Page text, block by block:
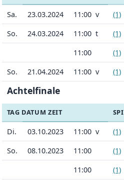
Sa. 23.03.2024 11:00 v (1)
So.
24.03.2024 11:00 t (1)
11:00
(1)
So.
21.04.2024 11:00 v (1)
Achtelfinale
TAG DATUM ZEIT
Di. 03.10.2023 11:00 v (1)
So.
08.10.2023 11:00 (1)
11:00
(1)